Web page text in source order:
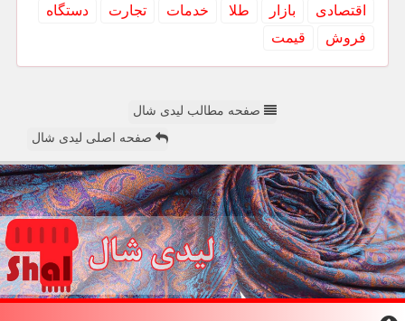
اقتصادی بازار طلا خدمات تجارت
دستگاه
فروش
قیمت
صفحه مطالب لیدی شال
صفحه اصلی لیدی شال